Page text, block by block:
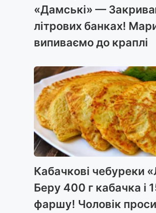
«Дамські» —
літрових банках!
випиваємо до краплі
Кабачкові чебуреки
Беру 400 г кабачка і
фаршу! Чоловік